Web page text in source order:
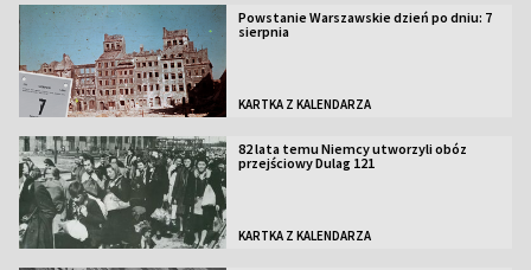
Powstanie Warszawskie dzień po dniu: 7
sierpnia
KARTKA Z KALENDARZA
82 lata temu Niemcy utworzyli obóz
przejściowy Dulag 121
KARTKA Z KALENDARZA